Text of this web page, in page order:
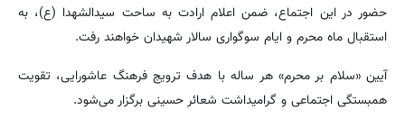
حضور در این اجتماع، ضمن اعلام ارادت به ساحت سیدالشهدا (ع)، به
استقبال ماه محرم و ایام سوگواری سالار شهیدان خواهند رفت.
آیین «سلام بر محرم» هر ساله با هدف ترویج فرهنگ عاشورایی، تقویت
همبستگی اجتماعی و گرامیداشت شعائر حسینی برگزار می‌شود.